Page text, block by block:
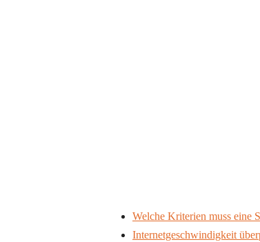
Welche Kriterien muss eine
Internetgeschwindigkeit